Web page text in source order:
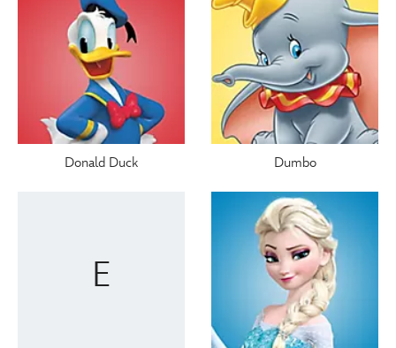
Donald Duck Dumbo
E